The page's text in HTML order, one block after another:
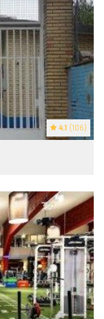
4.1 (106)